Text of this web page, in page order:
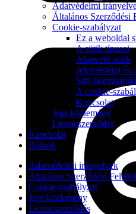
Adatvédelmi
Általános Szerződési
Cookie-szabályzat
Ez a weboldal
A sütik típusai
Alapvető sütik
Jelentéstétel és
Süti-
A cookie-
Kapcsolat
Jogi közlemény
Licencszerződés
Kapcsolat
Rólunk
Adatvédelmi irányelvek
Általános Szerződési
Cookie-szabályzat
Jogi közlemény
Licencszerződés